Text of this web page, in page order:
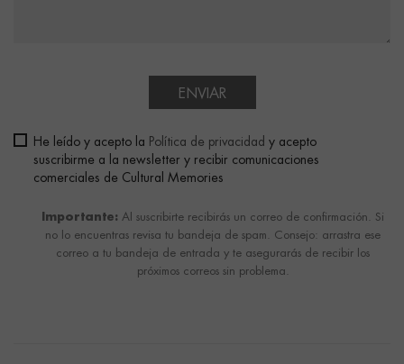
ENVIAR
He leído y acepto la Política de privacidad y acepto
suscribirme a la newsletter y recibir comunicaciones
comerciales de Cultural Memories
Importante: Al suscribirte recibirás un correo de confirmación. Si
no lo encuentras revisa tu bandeja de spam. Consejo: arrastra ese
correo a tu bandeja de entrada y te asegurarás de recibir los
próximos correos sin problema.